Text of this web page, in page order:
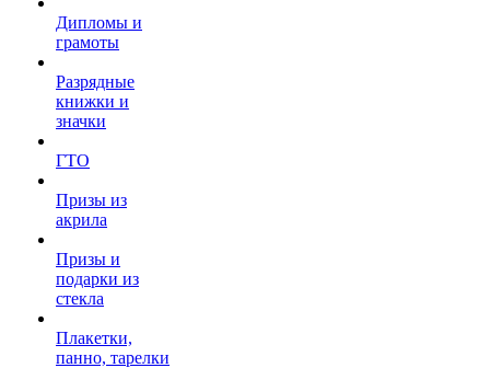
Дипломы и
грамоты
Разрядные
книжки и
значки
ГТО
Призы из
акрила
Призы и
подарки из
стекла
Плакетки,
панно, тарелки